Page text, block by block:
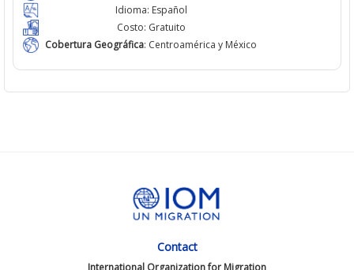
Idioma: Español
Costo: Gratuito
Cobertura Geográfica: Centroamérica y México
Contact
International Organization for Migration